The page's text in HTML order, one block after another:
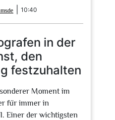
erwinadamsde
10:40
in der
den
festzuhalten
Moment im
für immer in
Einer der wichtigsten